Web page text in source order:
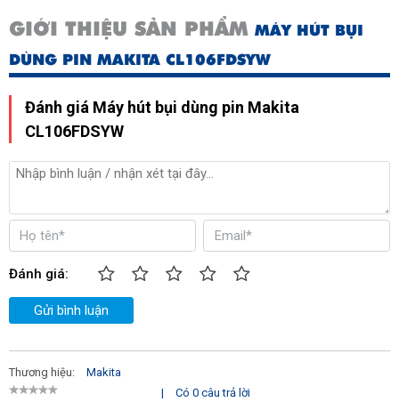
GIỚI THIỆU SẢN PHẨM MÁY HÚT BỤI
DÙNG PIN MAKITA CL106FDSYW
Đánh giá Máy hút bụi dùng pin Makita
CL106FDSYW
Đánh giá:
Gửi bình luận
Thương hiệu:
Makita
|
Có 0 câu trả lời